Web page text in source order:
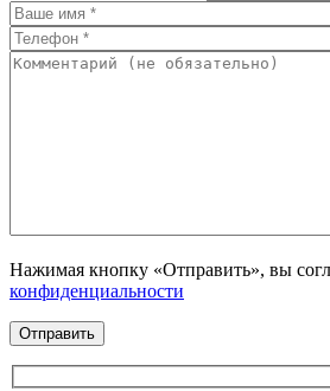
Нажимая кнопку «Отправить», вы
конфиденциальности